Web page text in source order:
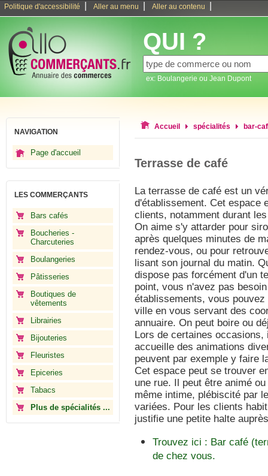
Politique d'accessibilité Aller au menu Aller au contenu
QUI ?
ex: Boulangerie ou Jean Dupont
NAVIGATION
Page d'accueil
LES COMMERÇANTS
Bars cafés
Boucheries -
Charcuteries
Boulangeries
Pâtisseries
Boutiques de
vêtements
Librairies
Bijouteries
Fleuristes
Epiceries
Tabacs
Plus de spécialités ...
Accueil spécialités bar-
Terrasse de café
La terrasse de café est un
d'établissement. Cet espace
clients, notamment durant
On aime s'y attarder pour
après quelques minutes de
rendez-vous, ou pour
lisant son journal du matin.
dispose pas forcément d'un
point, vous n'avez pas
établissements, vous
ville en vous servant des
annuaire. On peut boire ou
Lors de certaines
accueille des animations
peuvent par exemple y faire
Cet espace peut se trouver
une rue. Il peut être animé
même intime, plébiscité par
variées. Pour les clients
justifie une petite halte
Trouvez ici : Bar café
de chez vous.